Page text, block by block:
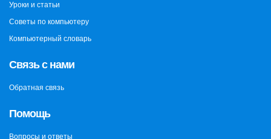
Уроки и статьи
Советы по компьютеру
Компьютерный словарь
Связь с нами
Обратная связь
Помощь
Вопросы и ответы